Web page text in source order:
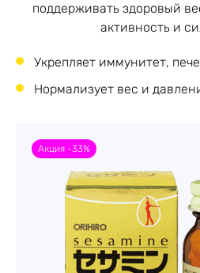
поддерживать здоровый
активность и
Укрепляет иммунитет,
Нормализует вес и
Акция -33%